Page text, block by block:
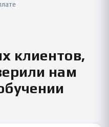
клиентов,
нам